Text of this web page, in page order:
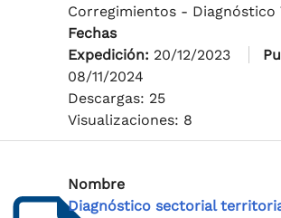
Corregimientos -
Fechas
Expedición: 20/12/2023
08/11/2024
Descargas: 25
Visualizaciones: 8
Nombre
Diagnóstico sectorial